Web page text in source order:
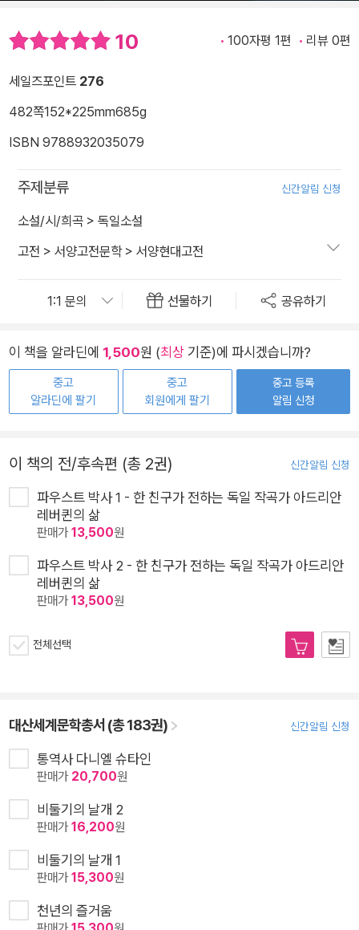
10 100자평 1편 리뷰 0편
세일즈포인트 276
482쪽152*225mm685g
ISBN 9788932035079
주제분류 신간알림 신청
소설/시/희곡 > 독일소설
고전 > 서양고전문학> 서양현대고전
선물하기 공유하기
이 책을 알라딘에 1,500원 (최상 기준)에 파시겠습니까?
중고
알라딘에 팔기
중고
회원에게 팔기
중고 등록
알림 신청
이 책의 전/후속편 (총 2권) 신간알림 신청
파우스트 박사 1 - 한 친구가 전하는 독일 작곡가 아드리안
레버퀸의 삶
판매가13,500원
파우스트 박사 2 - 한 친구가 전하는 독일 작곡가 아드리안
레버퀸의 삶
판매가13,500원
전체선택
대산세계문학총서 (총 183권) 신간알림 신청
통역사 다니엘 슈타인
판매가 20,700원
비둘기의 날개 2
판매가16,200원
비둘기의 날개 1
판매가15,300원
천년의 즐거움